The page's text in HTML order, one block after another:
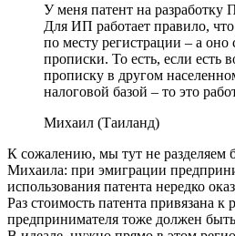
У меня патент на разработку
Для ИП работает правило,
по месту регистрации – а оно
прописки. То есть, если есть
прописку в другом
налоговой базой – то это
Михаил (Таиланд)
К сожалению, мы тут не разделяем
Михаила: при эмиграции
использования патента нередко
Раз стоимость патента привязана к
предпринимателя тоже должен